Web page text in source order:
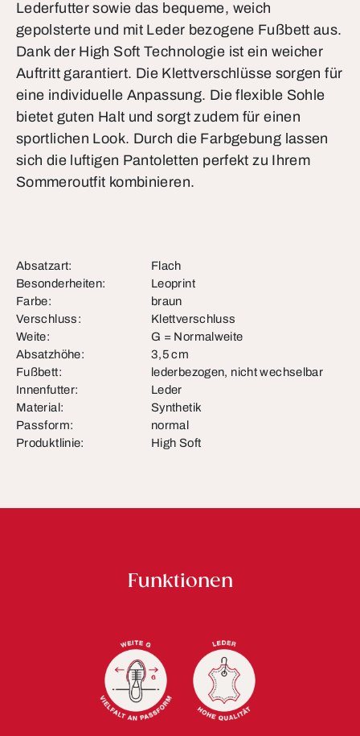
Lederfutter sowie das bequeme, weich
gepolsterte und mit Leder bezogene Fußbett aus.
Dank der High Soft Technologie ist ein weicher
Auftritt garantiert. Die Klettverschlüsse sorgen für
eine individuelle Anpassung. Die flexible Sohle
bietet guten Halt und sorgt zudem für einen
sportlichen Look. Durch die Farbgebung lassen
sich die luftigen Pantoletten perfekt zu Ihrem
Sommeroutfit kombinieren.
Absatzart:
Flach
Besonderheiten:
Leoprint
Farbe:
braun
Verschluss:
Klettverschluss
Weite:
G = Normalweite
Absatzhöhe:
3,5 cm
Fußbett:
lederbezogen, nicht wechselbar
Innenfutter:
Leder
Material:
Synthetik
Passform:
normal
Produktlinie:
High Soft
Funktionen